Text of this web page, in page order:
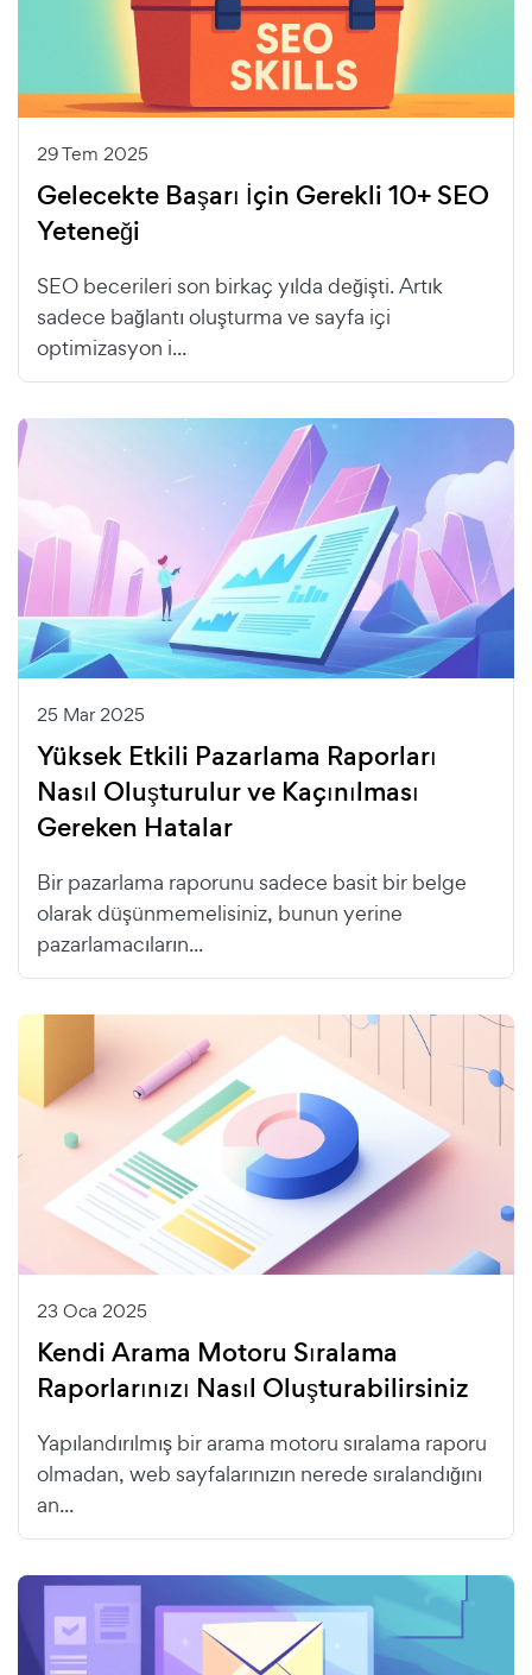
29 Tem 2025
Gelecekte Başarı İçin Gerekli 10+ SEO
Yeteneği
SEO becerileri son birkaç yılda değişti. Artık
sadece bağlantı oluşturma ve sayfa içi
optimizasyon i...
25 Mar 2025
Yüksek Etkili Pazarlama Raporları
Nasıl Oluşturulur ve Kaçınılması
Gereken Hatalar
Bir pazarlama raporunu sadece basit bir belge
olarak düşünmemelisiniz, bunun yerine
pazarlamacıların...
23 Oca 2025
Kendi Arama Motoru Sıralama
Raporlarınızı Nasıl Oluşturabilirsiniz
Yapılandırılmış bir arama motoru sıralama raporu
olmadan, web sayfalarınızın nerede sıralandığını
an...